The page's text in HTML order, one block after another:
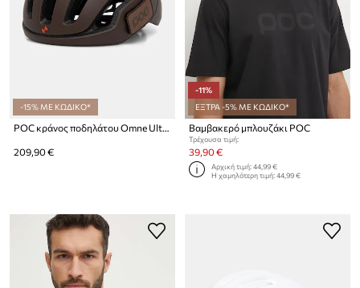
-15% ΜΕ ΚΩΔΙΚΟ*
POC κράνος ποδηλάτου Omne Ultra MIPS
209,90 €
-11%
ΕΞΤΡΑ -5% ΜΕ ΚΩΔΙΚΟ*
Βαμβακερό μπλουζάκι POC
Τρέχουσα τιμή:
39,90 €
Αρχική τιμή:44,99 €
Η χαμηλότερη τιμή:44,99 €